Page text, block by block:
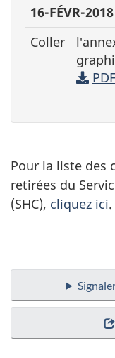
16-FÉVR-2018
Coller
PDF
Pour la liste des
retirées du
(SHC), cliquez ici.